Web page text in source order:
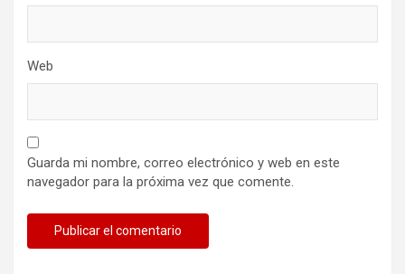
Web
Guarda mi nombre, correo electrónico y web en este
navegador para la próxima vez que comente.